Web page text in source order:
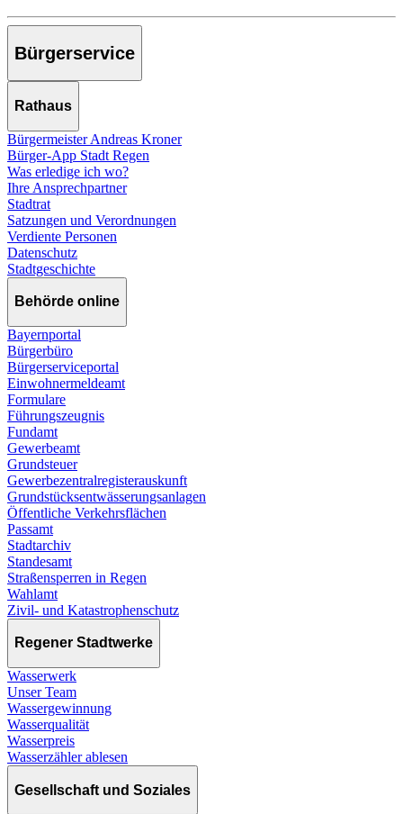
Bürgerservice
Rathaus
Bürgermeister Andreas Kroner
Bürger-App Stadt Regen
Was erledige ich wo?
Ihre Ansprechpartner
Stadtrat
Satzungen und Verordnungen
Verdiente Personen
Datenschutz
Stadtgeschichte
Behörde online
Bayernportal
Bürgerbüro
Bürgerserviceportal
Einwohnermeldeamt
Formulare
Führungszeugnis
Fundamt
Gewerbeamt
Grundsteuer
Gewerbezentralregisterauskunft
Grundstücksentwässerungsanlagen
Öffentliche Verkehrsflächen
Passamt
Stadtarchiv
Standesamt
Straßensperren in Regen
Wahlamt
Zivil- und Katastrophenschutz
Regener Stadtwerke
Wasserwerk
Unser Team
Wassergewinnung
Wasserqualität
Wasserpreis
Wasserzähler ablesen
Gesellschaft und Soziales